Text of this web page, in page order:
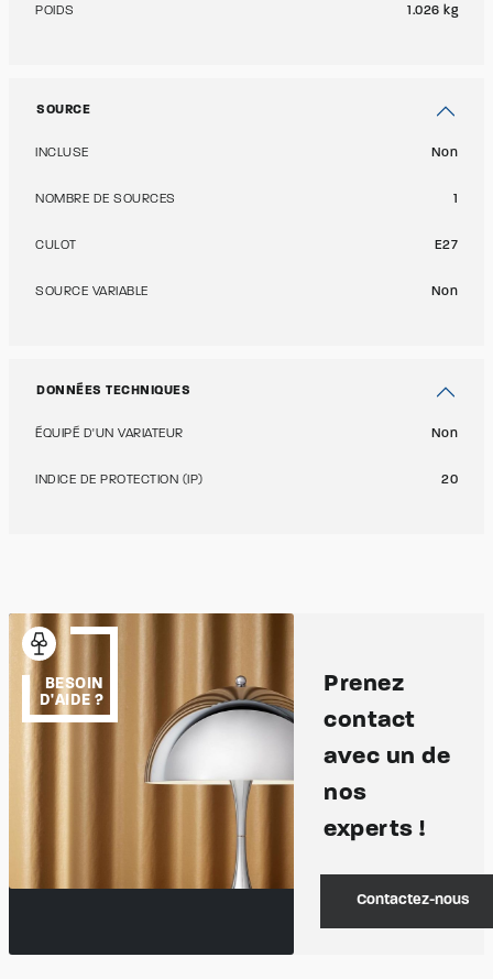
POIDS 1.026 kg
SOURCE
INCLUSE Non
NOMBRE DE SOURCES 1
CULOT E27
SOURCE VARIABLE Non
DONNÉES TECHNIQUES
ÉQUIPÉ D'UN VARIATEUR Non
INDICE DE PROTECTION (IP) 20
BESOIN
D'AIDE ?
Prenez
contact
avec un de
nos
experts !
Contactez-nous